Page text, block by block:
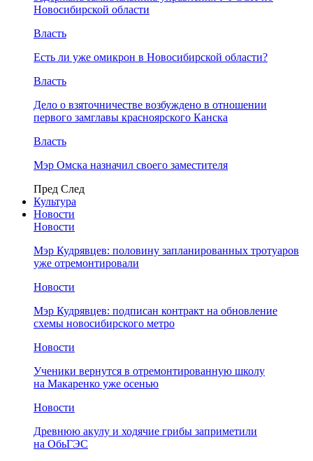
Новосибирской области
Власть
Есть ли уже омикрон в Новосибирской области?
Власть
Дело о взяточничестве возбуждено в отношении
первого замглавы красноярского Канска
Власть
Мэр Омска назначил своего заместителя
Пред След
Культура
Новости
Новости
Мэр Кудрявцев: половину запланированных тротуаров
уже отремонтировали
Новости
Мэр Кудрявцев: подписан контракт на обновление
схемы новосибирского метро
Новости
Ученики вернутся в отремонтированную школу
на Макаренко уже осенью
Новости
Древнюю акулу и ходячие грибы заприметили
на ОбьГЭС